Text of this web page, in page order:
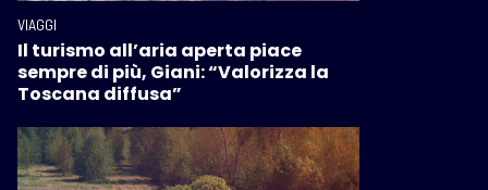
VIAGGI
Il turismo all’aria aperta piace
sempre di più, Giani: “Valorizza la
Toscana diffusa”